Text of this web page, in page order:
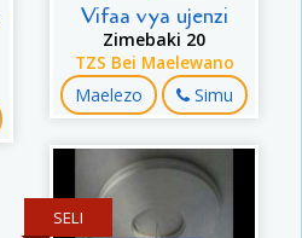
Vifaa vya ujenzi
Zimebaki 20
TZS Bei Maelewano
Maelezo Simu
SELI